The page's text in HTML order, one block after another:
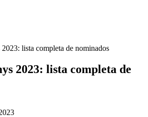
lista completa de nominados
2023: lista completa de